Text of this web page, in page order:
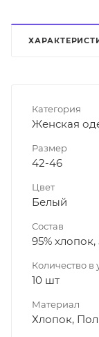
Категория
Женская
Размер
42-46
Цвет
Белый
Состав
95%
Количество в
10 шт
Материал
Хлопок,